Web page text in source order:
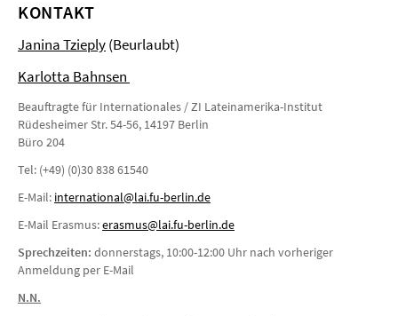
KONTAKT
Janina Tzieply(Beurlaubt)
Karlotta Bahnsen
Beauftragte für Internationales / ZI Lateinamerika-Institut
Rüdesheimer Str. 54-56, 14197 Berlin
Büro 204
Tel: (+49) (0)30 838 61540
E-Mail: international@lai.fu-berlin.de
E-Mail Erasmus:erasmus@lai.fu-berlin.de
Sprechzeiten: donnerstags, 10:00-12:00 Uhr nach vorheriger
Anmeldung per E-Mail
N.N.